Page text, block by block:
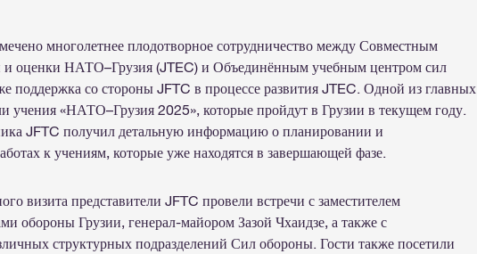
многолетнее плодотворное сотрудничество между Совместным
и оценки НАТО–Грузия (JTEC) и Объединённым учебным центром сил
поддержка со стороны JFTC в процессе развития JTEC. Одной из главных
учения «НАТО–Грузия 2025», которые пройдут в Грузии в текущем году.
JFTC получил детальную информацию о планировании и
к учениям, которые уже находятся в завершающей фазе.
визита представители JFTC провели встречи с заместителем
обороны Грузии, генерал-майором Зазой Чхаидзе, а также с
структурных подразделений Сил обороны. Гости также посетили